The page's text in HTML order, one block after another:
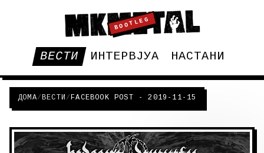
BOOTLEG
ВЕСТИ ИНТЕРВЈУА НАСТАНИ
ДОМА/ВЕСТИ /FACEBOOK POST - 2019-11-15